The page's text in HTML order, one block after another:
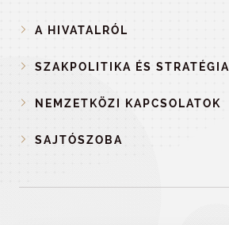
A HIVATALRÓL
SZAKPOLITIKA ÉS STRATÉGIA
NEMZETKÖZI KAPCSOLATOK
SAJTÓSZOBA